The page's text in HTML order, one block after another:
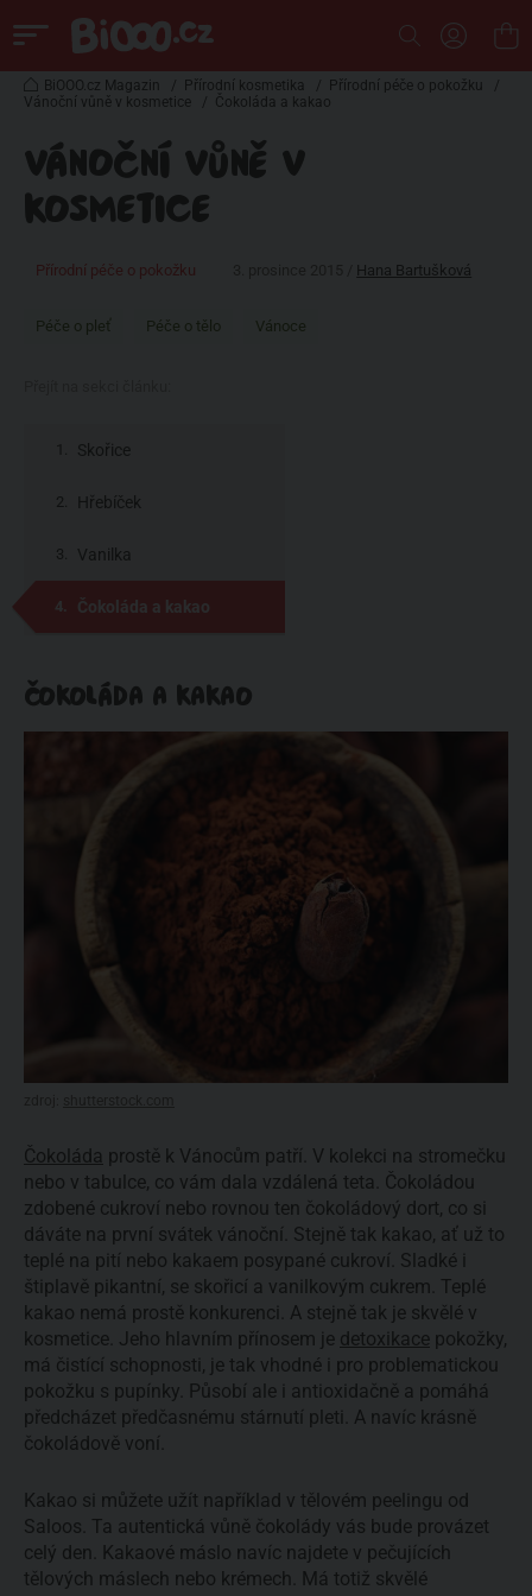
BiOOO.cz Magazin / Přírodní kosmetika / Přírodní péče o pokožku
/
Vánoční vůně v kosmetice
/ Čokoláda a kakao
VÁNOČNÍ VŮNĚ V
KOSMETICE
Přírodní péče o pokožku Hana Bartušková
Péče o pleť Péče o tělo Vánoce
Skořice
Hřebíček
Vanilka
Čokoláda a kakao
ČOKOLÁDA A KAKAO
Čokoláda prostě k Vánocům patří. V kolekci na stromečku
nebo v tabulce, co vám dala vzdálená teta. Čokoládou
zdobené cukroví nebo rovnou ten čokoládový dort, co si
dáváte na první svátek vánoční. Stejně tak kakao, ať už to
teplé na pití nebo kakaem posypané cukroví. Sladké i
štiplavě pikantní, se skořicí a vanilkovým cukrem. Teplé
kakao nemá prostě konkurenci. A stejně tak je skvělé v
kosmetice. Jeho hlavním přínosem je detoxikace pokožky,
má čistící schopnosti, je tak vhodné i pro problematickou
pokožku s pupínky. Působí ale i antioxidačně a pomáhá
předcházet předčasnému stárnutí pleti. A navíc krásně
čokoládově voní.
Kakao si můžete užít například v tělovém peelingu od
Saloos. Ta autentická vůně čokolády vás bude provázet
celý den. Kakaové máslo navíc najdete v pečujících
tělových máslech nebo krémech. Má totiž skvělé